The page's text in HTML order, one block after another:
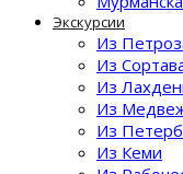
Экскурсии
Из
Из
Из
Из
Из
Из Кеми